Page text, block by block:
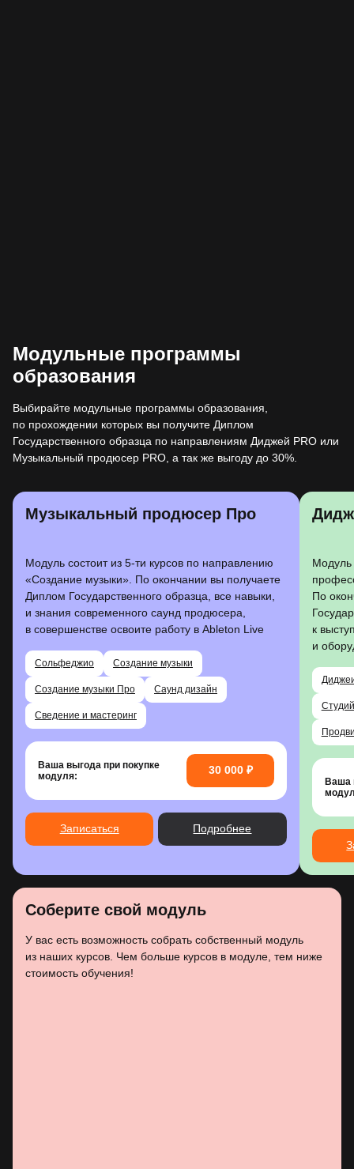
Модульные программы
образования
Выбирайте модульные программы образования,
по прохождении которых вы получите Диплом
Государственного образца по направлениям Диджей PRO или
Музыкальный продюсер PRO, а так же выгоду до 30%.
Музыкальный продюсер Про
Модуль состоит из 5-ти курсов по направлению
«Создание музыки». По окончании вы получаете
Диплом Государственного образца, все навыки,
и знания современного саунд продюсера,
в совершенстве освоите работу в Ableton Live
Сольфеджио Создание музыки
Создание музыки Про Саунд дизайн
Сведение и мастеринг
Ваша выгода при покупке
модуля:
30 000 ₽
Записаться Подробнее
Модуль
По
к
и
Ваша
Соберите свой модуль
У вас есть возможность собрать собственный модуль
из наших курсов. Чем больше курсов в модуле, тем ниже
стоимость обучения!